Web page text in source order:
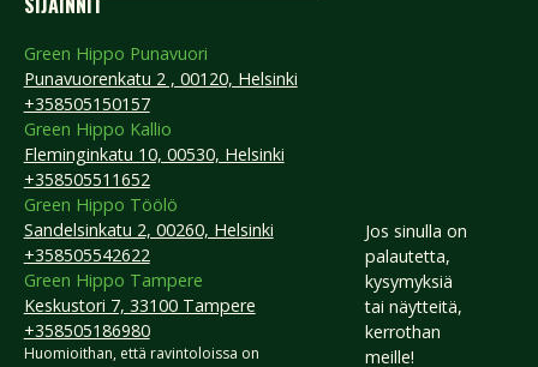
Green Hippo Punavuori
Punavuorenkatu 2 , 00120, Helsinki
+358505150157
Green Hippo Kallio
Fleminginkatu 10, 00530, Helsinki
+358505511652
Green Hippo Töölö
Sandelsinkatu 2, 00260, Helsinki
+358505542622
Green Hippo Tampere
Keskustori 7, 33100 Tampere
+358505186980
Huomioithan, että ravintoloissa on
Jos sinulla on
palautetta,
kysymyksiä
tai näytteitä,
kerrothan
meille!